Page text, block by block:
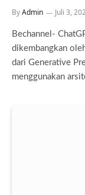
ByAdmin Juli 3,
Bechannel-
dikembangkan
dari Generative
menggunakan